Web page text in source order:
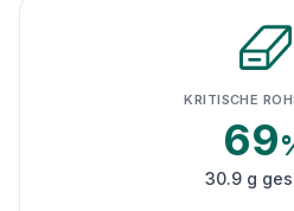
KRITISCHE
69
30.9 g